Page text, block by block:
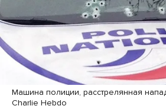
Машина полиции, расстрелянная
Charlie Hebdo